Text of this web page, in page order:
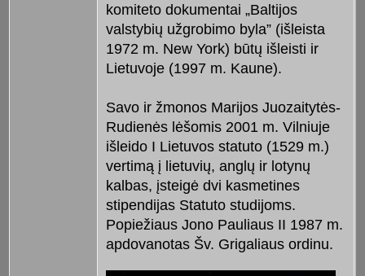
komiteto dokumentai „Baltijos
valstybių užgrobimo byla” (išleista
1972 m. New York) būtų išleisti ir
Lietuvoje (1997 m. Kaune).
Savo ir žmonos Marijos Juozaitytės-
Rudienės lėšomis 2001 m. Vilniuje
išleido I Lietuvos statuto (1529 m.)
vertimą į lietuvių, anglų ir lotynų
kalbas, įsteigė dvi kasmetines
stipendijas Statuto studijoms.
Popiežiaus Jono Pauliaus II 1987 m.
apdovanotas Šv. Grigaliaus ordinu.